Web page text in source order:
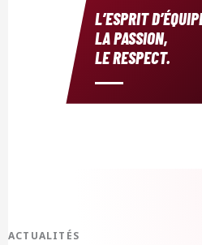
L’ESPRIT
LA PASSION,
LE RESPECT.
ACTUALITÉS